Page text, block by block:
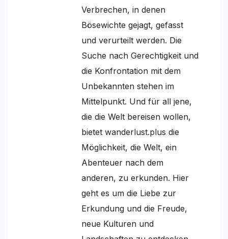
Verbrechen, in denen
Bösewichte gejagt, gefasst
und verurteilt werden. Die
Suche nach Gerechtigkeit und
die Konfrontation mit dem
Unbekannten stehen im
Mittelpunkt. Und für all jene,
die die Welt bereisen wollen,
bietet wanderlust.plus die
Möglichkeit, die Welt, ein
Abenteuer nach dem
anderen, zu erkunden. Hier
geht es um die Liebe zur
Erkundung und die Freude,
neue Kulturen und